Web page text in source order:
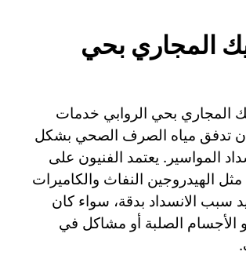
المجاري بحي
المجاري بحي الروابي خدمات
تدفق مياه الصرف الصحي بشكل
المواسير. يعتمد الفنيون على
الهيدروجين النفاث والكاميرات
سبب الانسداد بدقة، سواء كان
الأجسام الصلبة أو مشاكل في